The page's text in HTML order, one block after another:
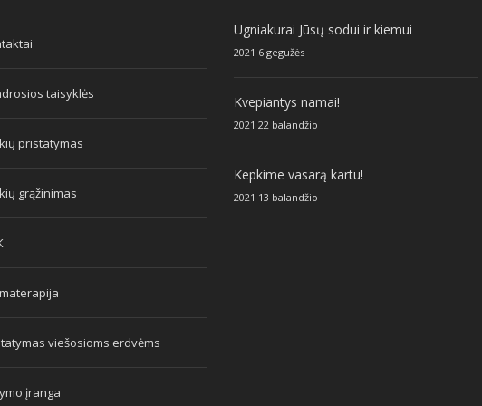
taisyklės
pristatymas
grąžinimas
viešosioms erdvėms
įranga
Ugniakurai Jūsų sodui ir kiemui
2021 6 gegužės
Kvepiantys namai!
2021 22 balandžio
Kepkime vasarą kartu!
2021 13 balandžio